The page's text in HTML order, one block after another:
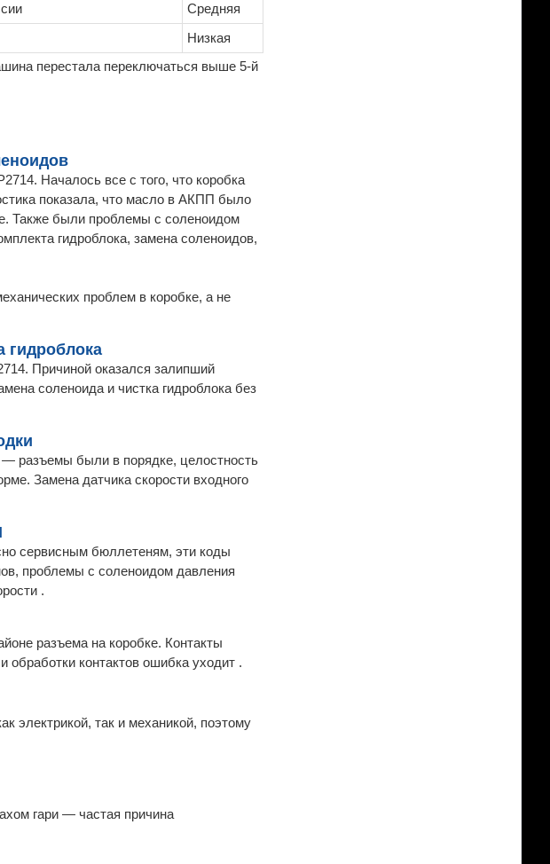
Средняя
Низкая
перестала переключаться выше 5-й
Началось все с того, что коробка
показала, что масло в АКПП было
Также были проблемы с соленоидом
гидроблока, замена соленоидов,
проблем в коробке, а не
гидроблока
Причиной оказался залипший
соленоида и чистка гидроблока без
разъемы были в порядке, целостность
Замена датчика скорости входного
сервисным бюллетеням, эти коды
проблемы с соленоидом давления
.
разъема на коробке. Контакты
контактов ошибка уходит .
электрикой, так и механикой, поэтому
гари — частая причина